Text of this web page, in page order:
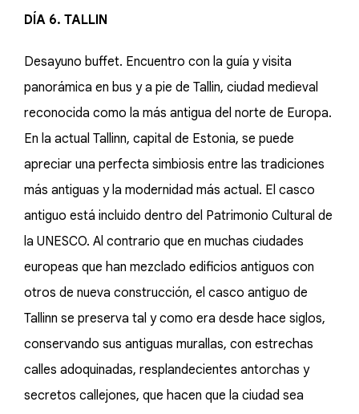
DÍA 6. TALLIN
Desayuno buffet. Encuentro con la guía y visita
panorámica en bus y a pie de Tallin, ciudad medieval
reconocida como la más antigua del norte de Europa.
En la actual Tallinn, capital de Estonia, se puede
apreciar una perfecta simbiosis entre las tradiciones
más antiguas y la modernidad más actual. El casco
antiguo está incluido dentro del Patrimonio Cultural de
la UNESCO. Al contrario que en muchas ciudades
europeas que han mezclado edificios antiguos con
otros de nueva construcción, el casco antiguo de
Tallinn se preserva tal y como era desde hace siglos,
conservando sus antiguas murallas, con estrechas
calles adoquinadas, resplandecientes antorchas y
secretos callejones, que hacen que la ciudad sea